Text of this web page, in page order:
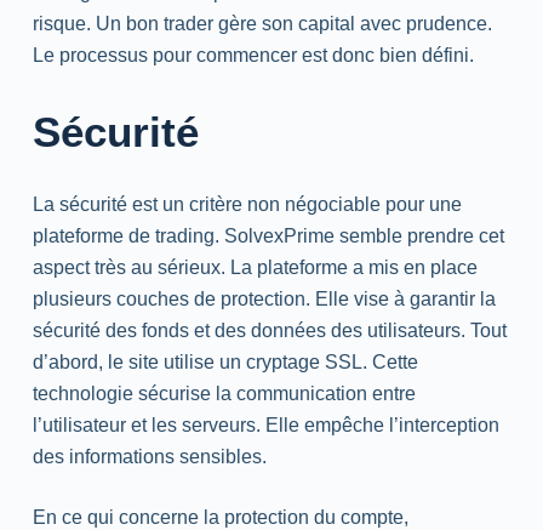
risque. Un bon trader gère son capital avec prudence.
Le processus pour commencer est donc bien défini.
Sécurité
La sécurité est un critère non négociable pour une
plateforme de trading. SolvexPrime semble prendre cet
aspect très au sérieux. La plateforme a mis en place
plusieurs couches de protection. Elle vise à garantir la
sécurité des fonds et des données des utilisateurs. Tout
d’abord, le site utilise un cryptage SSL. Cette
technologie sécurise la communication entre
l’utilisateur et les serveurs. Elle empêche l’interception
des informations sensibles.
En ce qui concerne la protection du compte,